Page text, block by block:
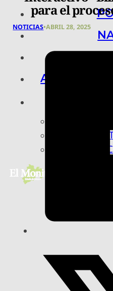
ARTE,
para el
NOTICIAS•ABRIL 28, 2025